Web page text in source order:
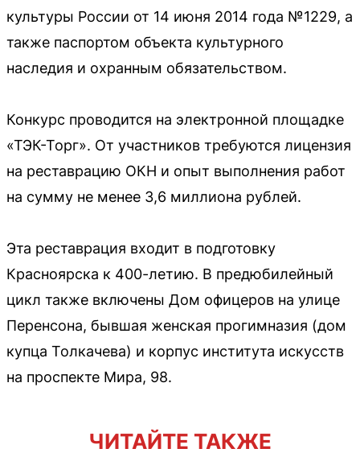
культуры России от 14 июня 2014 года №1229, а
также паспортом объекта культурного
наследия и охранным обязательством.
Конкурс проводится на электронной площадке
«ТЭК-Торг». От участников требуются лицензия
на реставрацию ОКН и опыт выполнения работ
на сумму не менее 3,6 миллиона рублей.
Эта реставрация входит в подготовку
Красноярска к 400-летию. В предюбилейный
цикл также включены Дом офицеров на улице
Перенсона, бывшая женская прогимназия (дом
купца Толкачева) и корпус института искусств
на проспекте Мира, 98.
ЧИТАЙТЕ ТАКЖЕ